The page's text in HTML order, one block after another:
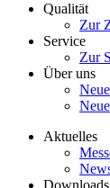
Qualität
Zur
Service
Zur
Über uns
Aktuelles